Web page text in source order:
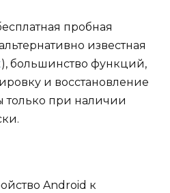
пробная
известная
), большинство функций,
и восстановление
только при наличии
Android к